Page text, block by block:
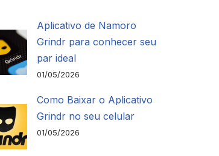
Aplicativo de Namoro
Grindr para conhecer seu
par ideal
01/05/2026
Como Baixar o Aplicativo
Grindr no seu celular
01/05/2026